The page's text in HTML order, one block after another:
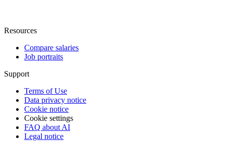
Resources
Compare salaries
Job portraits
Support
Terms of Use
Data privacy notice
Cookie notice
Cookie settings
FAQ about AI
Legal notice